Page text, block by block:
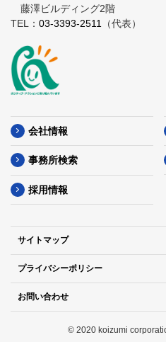
藤澤ビルディング2階
TEL： 03-3393-2511 （代表）
会社情報
事務所検索
採用情報
サイトマップ
プライバシーポリシー
お問い合わせ
© 2020 koizumi